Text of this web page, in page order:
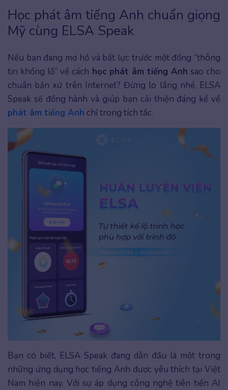
Học phát âm tiếng Anh chuẩn giọng
Mỹ cùng ELSA Speak
Nếu bạn đang mơ hồ và bất lực trước một đống “thông
tin khổng lồ” về cách học phát âm tiếng Anh sao cho
chuẩn bản xứ trên Internet? Đừng lo lắng nhé, ELSA
Speak sẽ đồng hành và giúp bạn cải thiện đáng kể về
phát âm tiếng Anh chỉ trong tích tắc.
Bạn có biết, ELSA Speak đang dẫn đầu là một trong
những ứng dụng học tiếng Anh được yêu thích tại Việt
Nam hiện nay. Với sự áp dụng công nghệ tiên tiến AI